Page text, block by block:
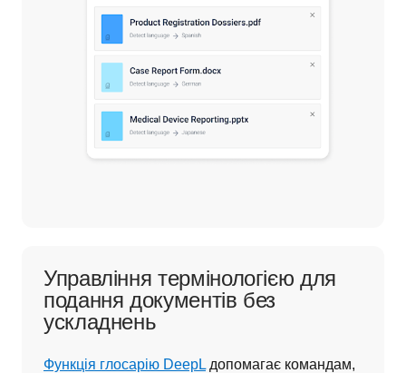
Управління термінологією для
подання документів без
ускладнень
Функція глосарію DeepL допомагає командам,